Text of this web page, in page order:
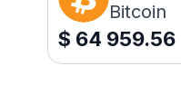
Bitcoin
$ 64 959.56